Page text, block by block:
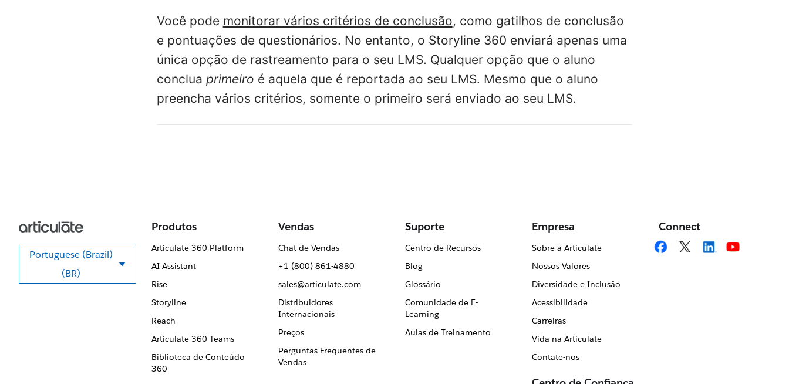
Você pode monitorar vários critérios de conclusão, como gatilhos de conclusão
e pontuações de questionários. No entanto, o Storyline 360 enviará apenas uma
única opção de rastreamento para o seu LMS. Qualquer opção que o aluno
conclua primeiro é aquela que é reportada ao seu LMS. Mesmo que o aluno
preencha vários critérios, somente o primeiro será enviado ao seu LMS.
Portuguese (Brazil)
(BR)Selecione seu idioma
Produtos
Articulate 360 Platform
AI Assistant
Rise
Storyline
Reach
Articulate 360 Teams
Biblioteca de Conteúdo
360
Vendas
Chat de Vendas
+1 (800) 861-4880
sales@articulate.com
Distribuidores
Internacionais
Preços
Perguntas Frequentes de
Vendas
Suporte
Centro de Recursos
Blog
Glossário
Comunidade de E-
Learning
Aulas de Treinamento
Empresa
Sobre a Articulate
Nossos Valores
Diversidade e Inclusão
Acessibilidade
Carreiras
Vida na Articulate
Contate-nos
Connect